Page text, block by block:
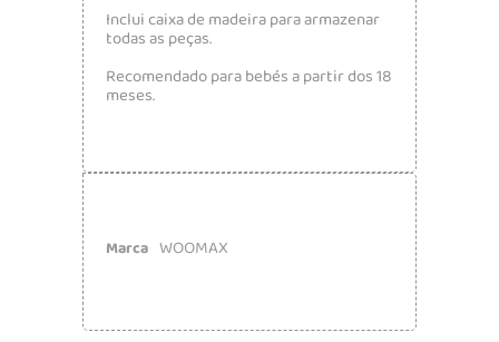
Inclui caixa de madeira para armazenar
todas as peças.
Recomendado para bebés a partir dos 18
meses.
Marca WOOMAX